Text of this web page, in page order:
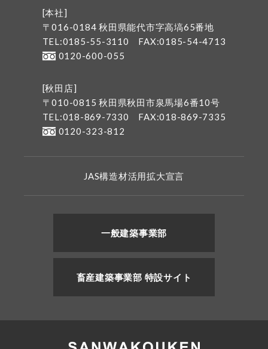
[本社]
〒016-0184 秋田県能代市字高塙65番地
TEL:0185-55-3110
FAX:0185-54-4713
0120-600-055
[秋田店]
〒010-0815 秋田県秋田市泉馬場6番10号
TEL:018-869-7330
FAX:018-869-7335
0120-323-812
JAS構造材活用拡大宣言
一般建築事業部
畜産建築事業部 特設サイト